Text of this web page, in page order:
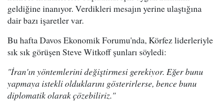
geldiğine inanıyor. Verdikleri mesajın yerine ulaştığına
dair bazı işaretler var.
Bu hafta Davos Ekonomik Forumu'nda, Körfez liderleriyle
sık sık görüşen Steve Witkoff şunları söyledi:
"İran'ın yöntemlerini değiştirmesi gerekiyor. Eğer bunu
yapmaya istekli olduklarını gösterirlerse, bence bunu
diplomatik olarak çözebiliriz."